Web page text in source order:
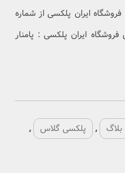
فروشگاه ایران پلکسی از شماره
آدرس فروشگاه ایران پلکسی : پامنار
بلاگ , پلکسی گلاس ,